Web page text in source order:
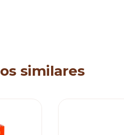
similares